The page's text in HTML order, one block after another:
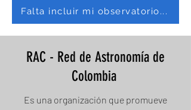
Falta incluir mi observatorio...
RAC - Red de Astronomía de
Colombia
Es una organización que promueve